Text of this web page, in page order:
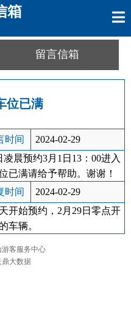
箱
留言信箱
位已满
时间 2024-02-29
晨预约3月1日13：00进入
已满请给予帮助。谢谢！
时间 2024-02-29
开始预约，2月29日零点开
车辆。
游客服务中心
鼎大数据